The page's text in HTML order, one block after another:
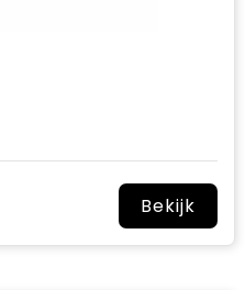
Bekijk